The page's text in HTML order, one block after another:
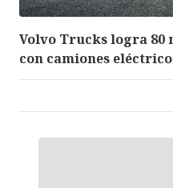
Volvo Trucks logra
con camiones